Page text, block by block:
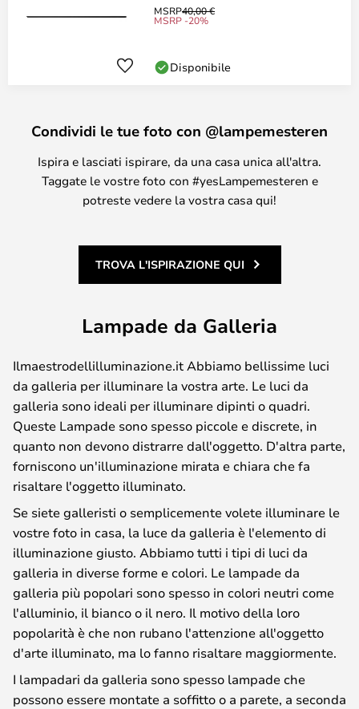
MSRP40,00 €
MSRP -20%
Disponibile
Condividi le tue foto con @lampemesteren
Ispira e lasciati ispirare, da una casa unica all'altra.
Taggate le vostre foto con #yesLampemesteren e
potreste vedere la vostra casa qui!
TROVA L'ISPIRAZIONE QUI
Lampade da Galleria
Ilmaestrodellilluminazione.it Abbiamo bellissime luci
da galleria per illuminare la vostra arte. Le luci da
galleria sono ideali per illuminare dipinti o quadri.
Queste Lampade sono spesso piccole e discrete, in
quanto non devono distrarre dall'oggetto. D'altra parte,
forniscono un'illuminazione mirata e chiara che fa
risaltare l'oggetto illuminato.
Se siete galleristi o semplicemente volete illuminare le
vostre foto in casa, la luce da galleria è l'elemento di
illuminazione giusto. Abbiamo tutti i tipi di luci da
galleria in diverse forme e colori. Le lampade da
galleria più popolari sono spesso in colori neutri come
l'alluminio, il bianco o il nero. Il motivo della loro
popolarità è che non rubano l'attenzione all'oggetto
d'arte illuminato, ma lo fanno risaltare maggiormente.
I lampadari da galleria sono spesso lampade che
possono essere montate a soffitto o a parete, a seconda